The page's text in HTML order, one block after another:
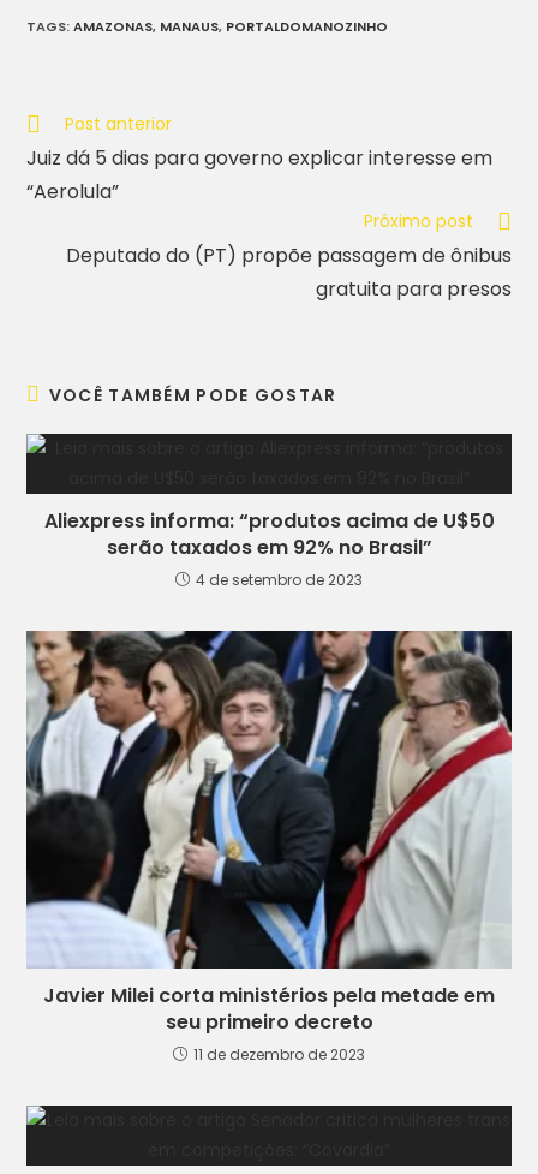
TAGS:AMAZONAS, MANAUS, PORTALDOMANOZINHO
Post anterior
Juiz dá 5 dias para governo explicar interesse em
“Aerolula”
Próximo post
Deputado do (PT) propõe passagem de ônibus
gratuita para presos
VOCÊ TAMBÉM PODE GOSTAR
Aliexpress informa: “produtos acima de U$50
serão taxados em 92% no Brasil”
4 de setembro de 2023
Javier Milei corta ministérios pela metade em
seu primeiro decreto
11 de dezembro de 2023